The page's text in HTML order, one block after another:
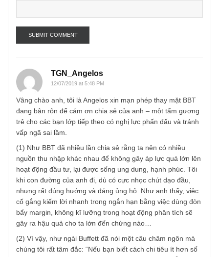
Email *
TGN_Angelos
12/07/2019 at 5:48 PM
Vâng chào anh, tôi là Angelos xin mạn phép thay mặt BBT
đang bận rộn để cám ơn chia sẻ của anh – một tấm
trẻ cho các bạn lớp tiếp theo có nghị lực phấn đấu và
vấp ngã sai lầm.